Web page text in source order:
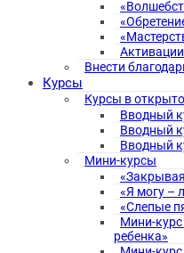
Внести
Курсы
Курсы в
Вводный
Вводный
Вводный
Мини-курсы
«Я могу –
«Слепые
Мини-курс
ребенка»